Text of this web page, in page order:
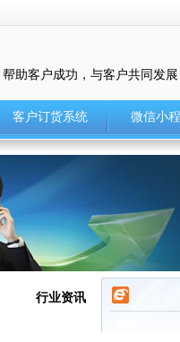
帮助客户成功，与客户共同发
客户订货系统 微信小
行业资讯